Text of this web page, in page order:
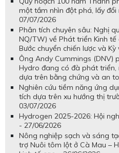
một tầm nhìn đột phá, lấy
07/07/2026
Phân tích chuyên sâu: Nghị
NQ/TW) về Phát triển Kinh
Bước chuyển chiến lược và
Ông Andy Cummings (DNV)
Hydro đang có đà phát triển,
dựa trên bằng chứng và an
Nghiên cứu tiềm năng ứng
tích dựa trên xu hướng thị
03/07/2026
Hydrogen 2025-2026: Hội
- 27/06/2026
Nông nghiệp sạch và sáng
trợ Nuôi tôm lột ở Cà Mau –